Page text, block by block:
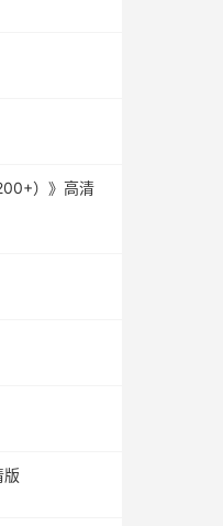
）》高清
版